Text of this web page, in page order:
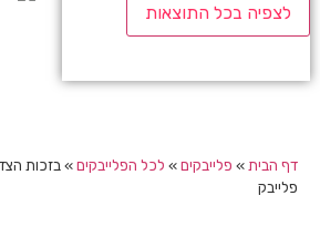
לצפיה בכל התוצאות
דף הבית » פלייבקים» לכל הפלייבקים» בזכות
פלייבק